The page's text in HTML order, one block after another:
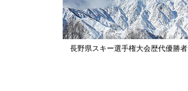
ー
シ
ョ
長野県スキー選手権大会歴代優勝者